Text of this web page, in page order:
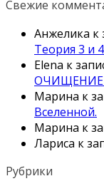
Свежие
Анжелика к
Теория 3 и
Elena к
ОЧИЩЕНИЕ
Марина к
Вселенной.
Марина к
Лариса к
Рубрики